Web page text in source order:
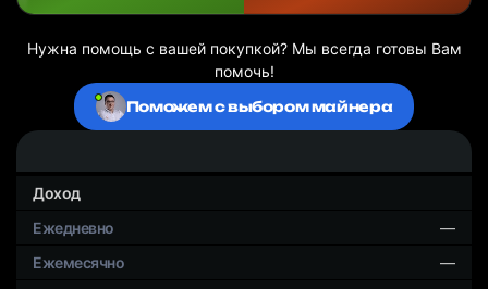
Нужна помощь с вашей покупкой? Мы всегда готовы Вам
помочь!
Поможем с выбором майнера
Доход
—
—